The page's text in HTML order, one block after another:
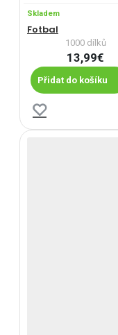
Skladem
Fotbal
1000 dílků
13,99€
Přidat do košíku